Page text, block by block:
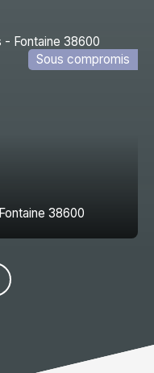
Fontaine 38600
Sous compromis